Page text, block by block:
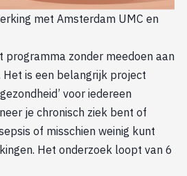
met Amsterdam UMC en
programma zonder meedoen aan
Het is een belangrijk project
voor iedereen
je chronisch ziek bent of
of misschien weinig kunt
Het onderzoek loopt van 6